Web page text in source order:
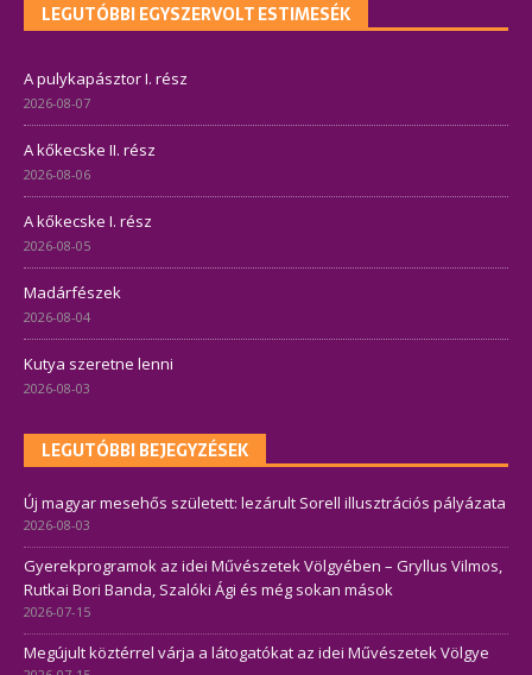
LEGUTÓBBI EGYSZERVOLT ESTIMESÉK
A pulykapásztor I. rész
2026-08-07
A kőkecske II. rész
2026-08-06
A kőkecske I. rész
2026-08-05
Madárfészek
2026-08-04
Kutya szeretne lenni
2026-08-03
LEGUTÓBBI BEJEGYZÉSEK
Új magyar mesehős született: lezárult Sorell illusztrációs pályázata
2026-08-03
Gyerekprogramok az idei Művészetek Völgyében – Gryllus Vilmos,
Rutkai Bori Banda, Szalóki Ági és még sokan mások
2026-07-15
Megújult köztérrel várja a látogatókat az idei Művészetek Völgye